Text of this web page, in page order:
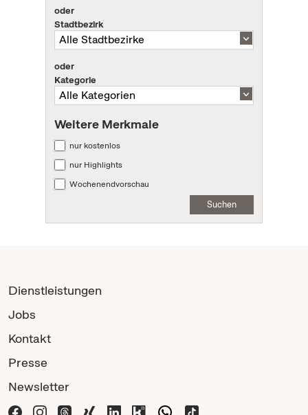
oder
Stadtbezirk
oder
Kategorie
Weitere Merkmale
nur kostenlos
nur Highlights
Wochenendvorschau
Suchen
Dienstleistungen
Jobs
Kontakt
Presse
Newsletter